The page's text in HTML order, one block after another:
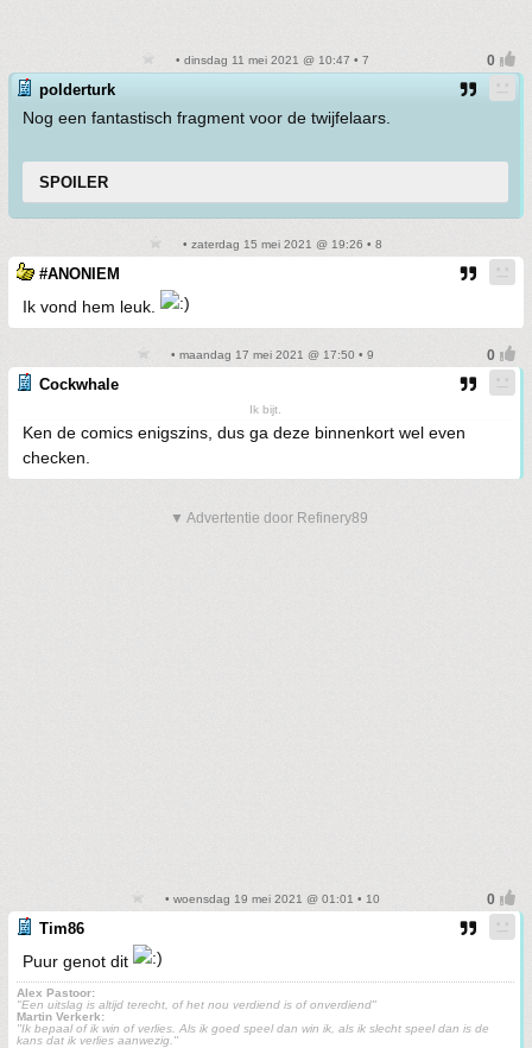
• dinsdag 11 mei 2021 @ 10:47 • 7
polderturk
Nog een fantastisch fragment voor de twijfelaars.
SPOILER
• zaterdag 15 mei 2021 @ 19:26 • 8
#ANONIEM
Ik vond hem leuk.
• maandag 17 mei 2021 @ 17:50 • 9
Cockwhale
Ik bijt.
Ken de comics enigszins, dus ga deze binnenkort wel even
checken.
▼ Advertentie door Refinery89
• woensdag 19 mei 2021 @ 01:01 • 10
Tim86
Puur genot dit
Alex Pastoor:
"Een uitslag is altijd terecht, of het nou verdiend is of onverdiend"
Martin Verkerk:
''Ik bepaal of ik win of verlies. Als ik goed speel dan win ik, als ik slecht speel dan is de
kans dat ik verlies aanwezig.''